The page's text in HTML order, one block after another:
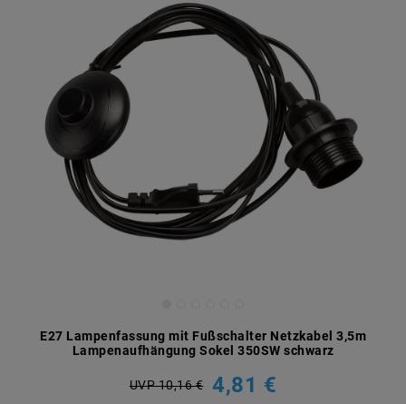
E27 Lampenfassung mit Fußschalter Netzkabel 3,5m
Lampenaufhängung Sokel 350SW schwarz
UVP 10,16 € 4,81 €